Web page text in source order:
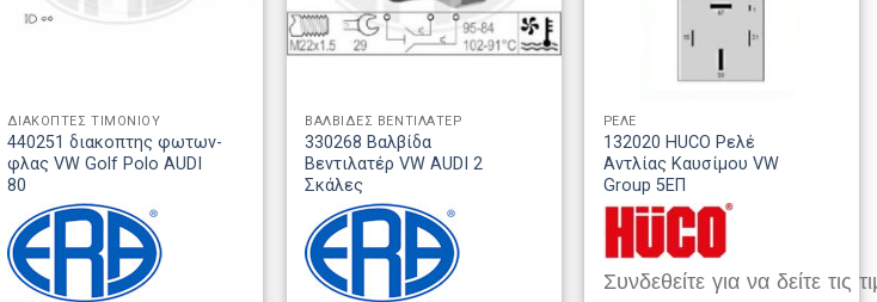
ΔΙΑΚΟΠΤΕΣ ΤΙΜΟΝΙΟΥ
440251 διακοπτης φωτων-
φλας VW Golf Polo AUDI
80
ΒΑΛΒΙΔΕΣ ΒΕΝΤΙΛΑΤΕΡ
330268 Βαλβίδα
Βεντιλατέρ VW AUDI 2
Σκάλες
ΡΕΛΕ
132020 HUCO Ρελέ
Αντλίας Καυσίμου VW
Group 5EΠ
Συνδεθείτε για να δείτε τις